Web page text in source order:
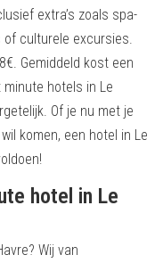
extra’s zoals spa-
culturele excursies.
Gemiddeld kost een
minute hotels in Le
Of je nu met je
komen, een hotel in Le
hotel in Le
Wij van